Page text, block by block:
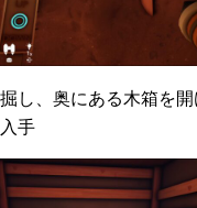
し、奥にある木箱を
手